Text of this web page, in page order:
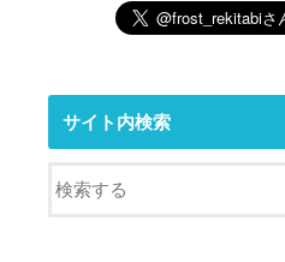
サイト内検索